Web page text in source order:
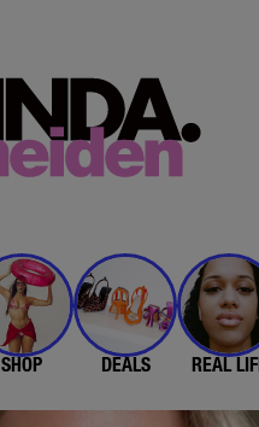
SHOP DEALS REAL